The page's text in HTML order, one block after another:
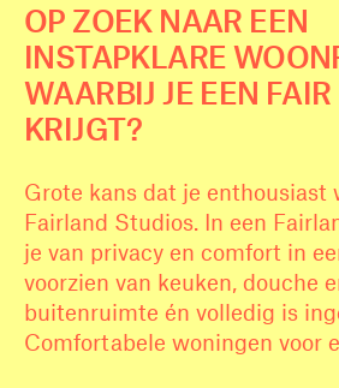
OP ZOEK NAAR EEN
INSTAPKLARE
WAARBIJ JE EEN FAIR
KRIJGT?
Grote kans dat je enthousiast
Fairland Studios. In een
je van privacy en comfort in
voorzien van keuken, douche
buitenruimte én volledig is
Comfortabele woningen voor